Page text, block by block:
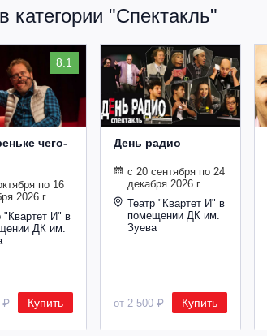
"Спектакль"
8.1
чего-
по 16
2026 г.
"Квартет И" в
ДК им.
₽ Купить
День радио
с 20 сентября по 24
декабря 2026 г.
Театр "Квартет И" в
помещении ДК им.
Зуева
от 2 500 ₽ Купить